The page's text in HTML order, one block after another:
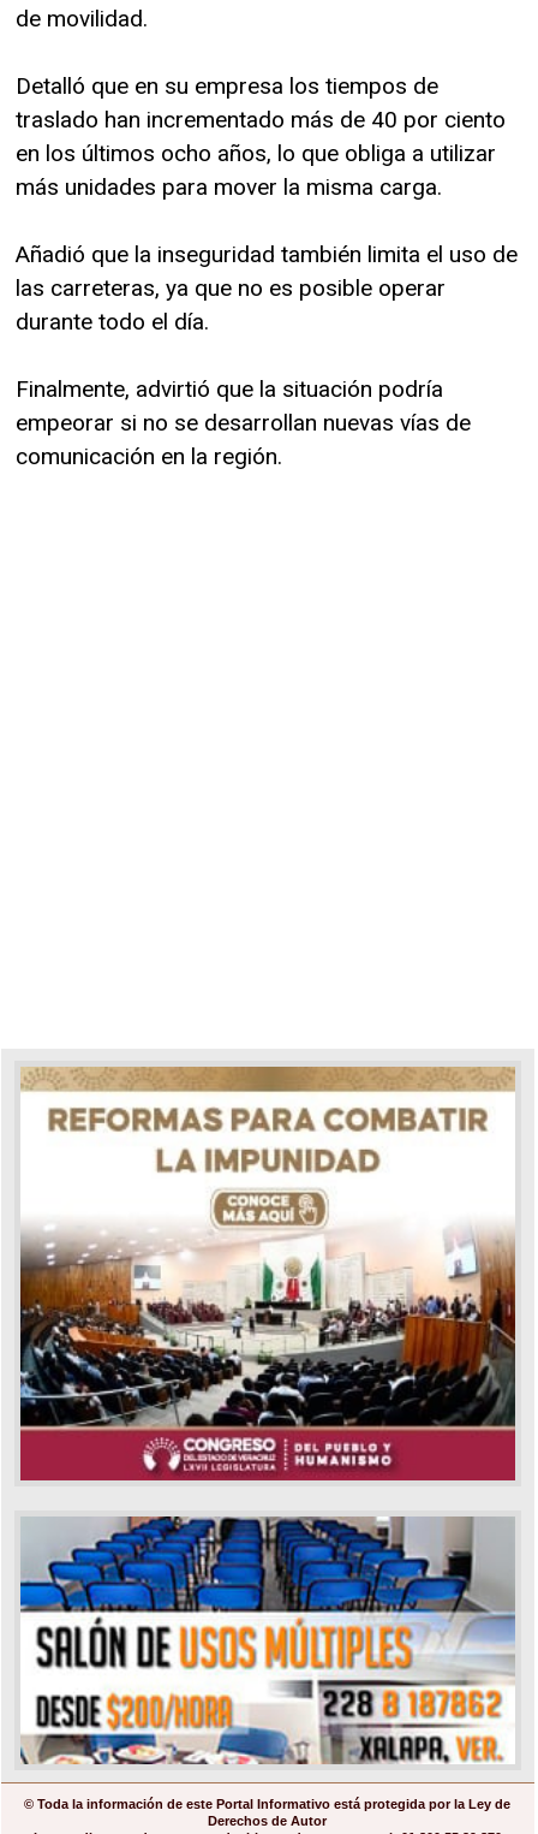
de movilidad.
Detalló que en su empresa los tiempos de
traslado han incrementado más de 40 por ciento
en los últimos ocho años, lo que obliga a utilizar
más unidades para mover la misma carga.
Añadió que la inseguridad también limita el uso de
las carreteras, ya que no es posible operar
durante todo el día.
Finalmente, advirtió que la situación podría
empeorar si no se desarrollan nuevas vías de
comunicación en la región.
© Toda la información de este Portal Informativo está protegida por la Ley de
Derechos de Autor